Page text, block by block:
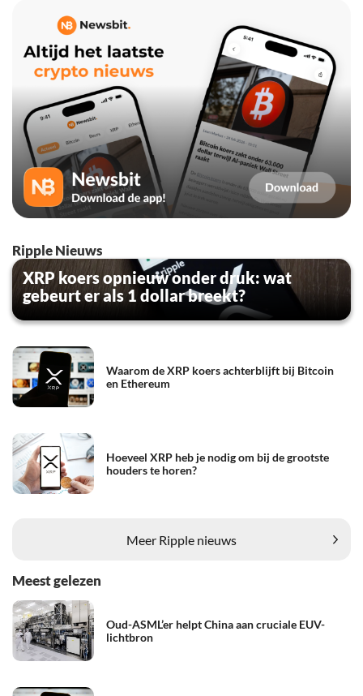
Ripple Nieuws
XRP koers opnieuw onder druk: wat
gebeurt er als 1 dollar breekt?
Waarom de XRP koers achterblijft bij Bitcoin
en Ethereum
Hoeveel XRP heb je nodig om bij de grootste
houders te horen?
Meer Ripple nieuws
Meest gelezen
Oud-ASML’er helpt China aan cruciale EUV-
lichtbron